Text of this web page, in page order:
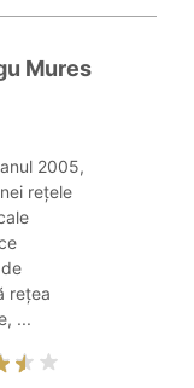
Mures
2005,
rețele
rețea
...